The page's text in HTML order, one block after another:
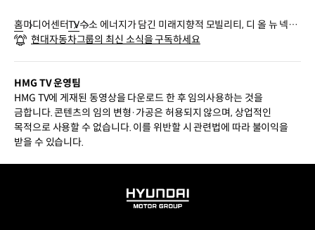
홈미디어센터TV수소 에너지가 담긴 미래지향적 모빌리티, 디 올 뉴 넥쏘
| 재팬 모빌리티쇼 2025
현대자동차그룹의 최신 소식을 구독하세요
HMG TV 운영팀
HMG TV에 게재된 동영상을 다운로드 한 후 임의사용하는 것을
금합니다. 콘텐츠의 임의 변형·가공은 허용되지 않으며, 상업적인
목적으로 사용할 수 없습니다. 이를 위반할 시 관련법에 따라 불이익을
받을 수 있습니다.
HYUNDAI